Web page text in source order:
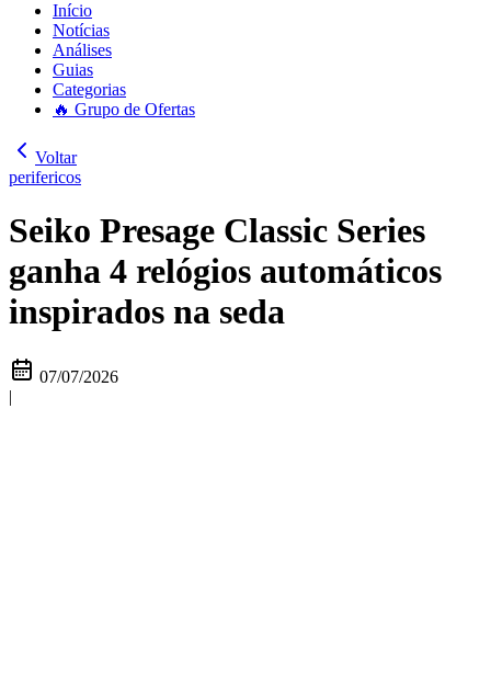
Início
Notícias
Análises
Guias
Categorias
🔥 Grupo de Ofertas
Voltar
perifericos
Seiko Presage Classic Series
ganha 4 relógios automáticos
inspirados na seda
07/07/2026
|